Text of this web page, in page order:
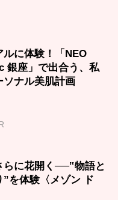
ルに体験！「NEO
銀座」で出合う、私
ソナル美肌計画
らに花開く──‟物語と
”を体験〈メゾン ド